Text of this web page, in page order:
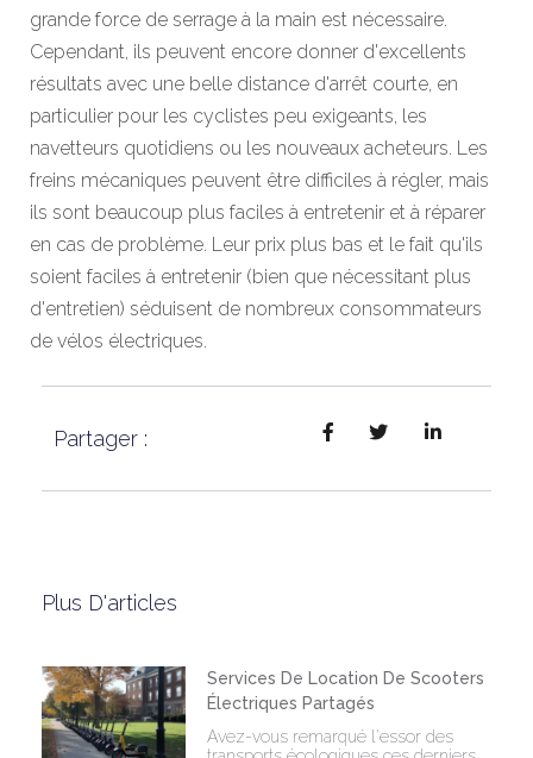
grande force de serrage à la main est nécessaire.
Cependant, ils peuvent encore donner d'excellents
résultats avec une belle distance d'arrêt courte, en
particulier pour les cyclistes peu exigeants, les
navetteurs quotidiens ou les nouveaux acheteurs. Les
freins mécaniques peuvent être difficiles à régler, mais
ils sont beaucoup plus faciles à entretenir et à réparer
en cas de problème. Leur prix plus bas et le fait qu'ils
soient faciles à entretenir (bien que nécessitant plus
d'entretien) séduisent de nombreux consommateurs
de vélos électriques.
Partager :
Plus D'articles
Services De Location De Scooters
Électriques Partagés
Avez-vous remarqué l'essor des